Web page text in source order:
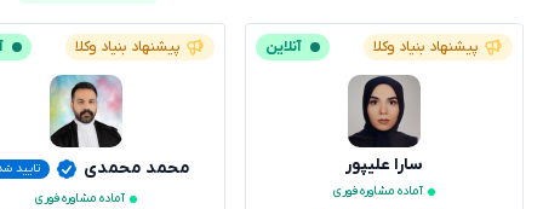
پیشنهاد بنیاد وکلا آنلاین
سارا علیپور
آماده مشاوره فوری
پیشنهاد بنیاد وکلا
محمد محمدی
تایید
آماده مشاوره فوری